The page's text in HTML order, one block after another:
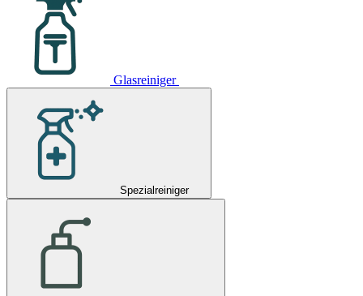
Glasreiniger
Spezialreiniger